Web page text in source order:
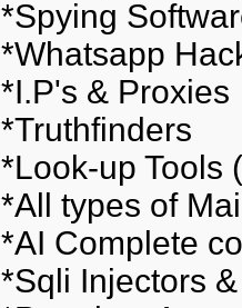
*Spying
*Whatsapp
*I.P's & Proxies
*Truthfinders
*Look-up Tools
*All types of
*AI Complete
*Sqli Injectors